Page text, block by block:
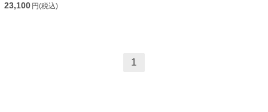
23,100 円(税込)
1